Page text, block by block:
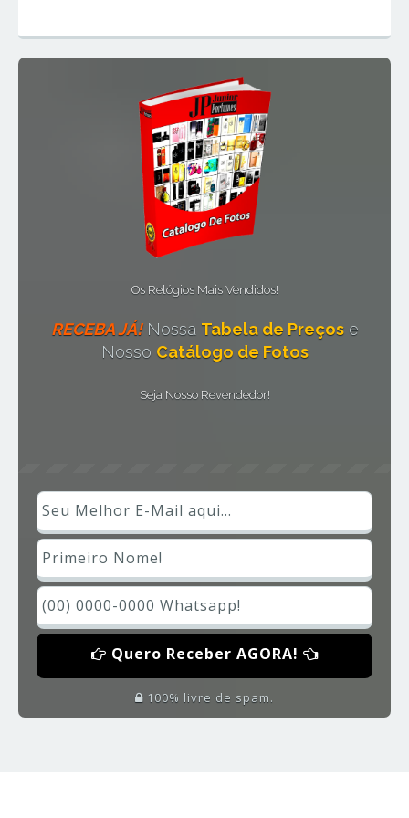
Os Relógios Mais Vendidos!
RECEBA JÁ!Nossa Tabela de Preçose
Nosso Catálogo de Fotos
Seja Nosso Revendedor!
Quero Receber AGORA!
100% livre de spam.